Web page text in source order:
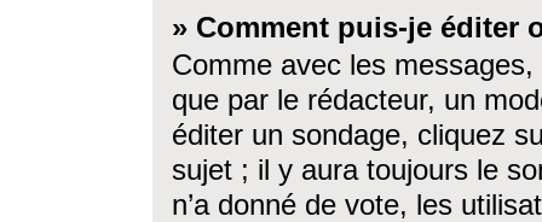
» Comment puis-je éditer
Comme avec les
que par le rédacteur, un
éditer un sondage, cliquez
sujet ; il y aura toujours le
n’a donné de vote, les